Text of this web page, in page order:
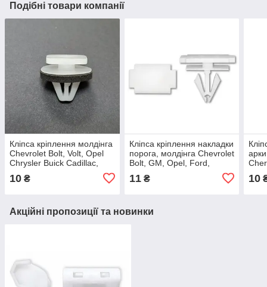
Подібні товари компанії
Кліпса кріплення молдінга
Chevrolet Bolt, Volt, Opel
Chrysler Buick Cadillac,
10 ₴
Кліпса кріплення накладки
порога, молдінга Chevrolet
Bolt, GM, Opel, Ford,
11₴ 10
Акційні пропозиції та новинки